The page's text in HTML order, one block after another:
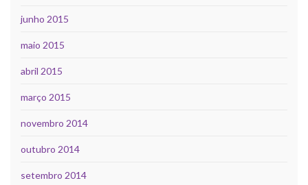
junho 2015
maio 2015
abril 2015
março 2015
novembro 2014
outubro 2014
setembro 2014